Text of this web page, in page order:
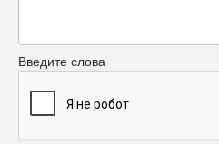
Введите слова